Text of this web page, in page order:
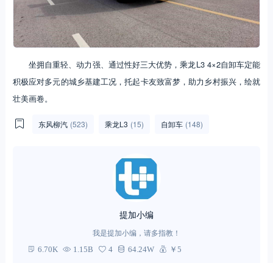
坐拥自重轻、动力强、通过性好三大优势，乘龙L3 4×2自卸车定能
积极应对多元的城乡基建工况，托起卡友致富梦，助力乡村振兴，绘就
壮美画卷。
东风柳汽 (523) 乘龙L3 (15) 自卸车 (148)
提加小编
我是提加小编，请多指教！
6.70K 1.15B 4 64.24W ￥5